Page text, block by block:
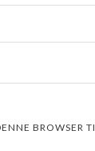
BROWSER